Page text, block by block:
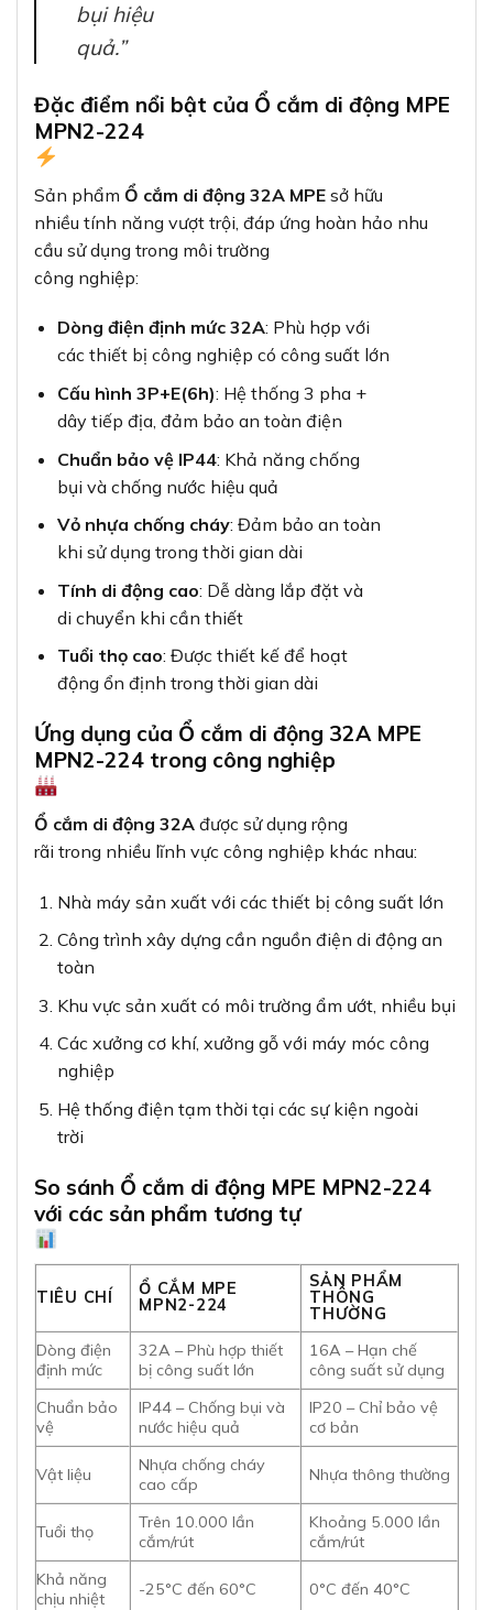
bụi hiệu
quả.”
Đặc điểm nổi bật của Ổ cắm di động MPE
MPN2-224
Sản phẩm Ổ cắm di động 32A MPE sở hữu
nhiều tính năng vượt trội, đáp ứng hoàn hảo nhu
cầu sử dụng trong môi trường
công nghiệp:
Dòng điện định mức 32A: Phù hợp với
các thiết bị công nghiệp có công suất lớn
Cấu hình 3P+E(6h): Hệ thống 3 pha +
dây tiếp địa, đảm bảo an toàn điện
Chuẩn bảo vệ IP44: Khả năng chống
bụi và chống nước hiệu quả
Vỏ nhựa chống cháy: Đảm bảo an toàn
khi sử dụng trong thời gian dài
Tính di động cao: Dễ dàng lắp đặt và
di chuyển khi cần thiết
Tuổi thọ cao: Được thiết kế để hoạt
động ổn định trong thời gian dài
Ứng dụng của Ổ cắm di động 32A MPE
MPN2-224 trong công nghiệp
Ổ cắm di động 32A được sử dụng rộng
rãi trong nhiều lĩnh vực công nghiệp khác nhau:
Nhà máy sản xuất với các thiết bị công suất lớn
Công trình xây dựng cần nguồn điện di động an
toàn
Khu vực sản xuất có môi trường ẩm ướt, nhiều bụi
Các xưởng cơ khí, xưởng gỗ với máy móc công
nghiệp
Hệ thống điện tạm thời tại các sự kiện ngoài
trời
So sánh Ổ cắm di động MPE MPN2-224
với các sản phẩm tương tự
TIÊU CHÍ
Ổ CẮM MPE
MPN2-224
SẢN PHẨM
THÔNG
THƯỜNG
Dòng điện
định mức
32A – Phù hợp thiết
bị công suất lớn
16A – Hạn chế
công suất sử dụng
Chuẩn bảo
vệ
IP44 – Chống bụi và
nước hiệu quả
IP20 – Chỉ bảo vệ
cơ bản
Vật liệu
Nhựa chống cháy
cao cấp
Nhựa thông thường
Tuổi thọ
Trên 10.000 lần
cắm/rút
Khoảng 5.000 lần
cắm/rút
Khả năng
chịu nhiệt
-25°C đến 60°C 0°C đến 40°C